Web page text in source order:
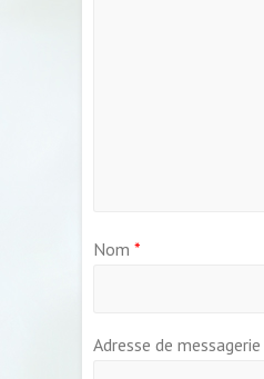
Nom *
Adresse de messagerie